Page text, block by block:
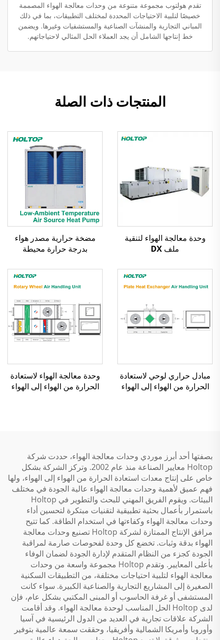
تقدم هولتوب مجموعة متنوعة من وحدات معالجة الهواء المصممة
خصيصًا لتلبية الاحتياجات المحددة لمختلف التطبيقات، بما في ذلك
المباني التجارية والمنشآت الصناعية والمستشفيات وغيرها. ويضمن
خط إنتاجها الشامل أن يجد العملاء الحل المثالي لاحتياجاتهم.
المنتجات ذات الصلة
وحدة معالجة الهواء لتنقية
ملف DX
مضخة حرارية مصدر هواء
بدرجة حرارة محيطة
بالهواء
مبادل حراري لوحي لاستعادة
الحرارة من الهواء إلى الهواء
وحدة معالجة الهواء لاستعادة
الحرارة من الهواء إلى الهواء
بصفتها أحد أبرز موردي وحدات معالجة الهواء، حددت شركة
Holtop معايير الصناعة منذ عام 2002. وتركز الشركة بشكل
خاص على إنتاج معدات استعادة الحرارة من الهواء إلى الهواء، ولها
فهم عميق لأهمية وحدات معالجة الهواء عالية الجودة في مختلف
البيئات. ويقوم الفريق المهني للبحث والتطوير في Holtop
باستمرار بأعمال بحثية تطبيقية لتقنيات مبتكرة لتحسين أداء
وحدات معالجة الهواء وكفاءتها في استخدام الطاقة. كما تتيح
مرافق الإنتاج الممتازة لشركة Holtop تصنيع وحدات معالجة
الهواء بدقة وثبات. تخضع كل وحدة لفحوصات صارمة لمراقبة
الجودة كجزء من النظام المتقدم لإدارة الجودة لضمان الوفاء
بأعلى المعايير. وتقدم Holtop مجموعة واسعة من وحدات
معالجة الهواء لتلبية احتياجات مختلفة، من التطبيقات السكنية
الصغيرة إلى المشاريع التجارية والصناعية الكبيرة. سواء كانت
المستشفى أو غرفة الحاسوب أو المبنى المكتبي بشكل عام، فإن
لدى Holtop الحل المناسب لوحدة معالجة الهواء. وقد أقامت
الشركة علاقات تجارية في العديد من الدول الرئيسية في آسيا
وأوروبا وأمريكا الشمالية وأفريقيا، وحققت سمعة عالمية بتوفير